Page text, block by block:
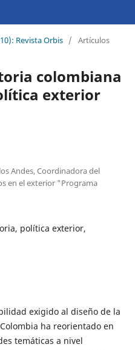
Revista Orbis / Artículos
colombiana
exterior
Andes, Coordinadora del
en el exterior "Programa
política exterior,
exigido al diseño de la
ha reorientado en
temáticas a nivel